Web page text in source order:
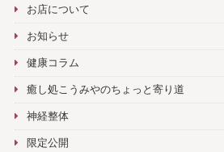
お店について
お知らせ
健康コラム
癒し処こうみやのちょっと寄り道
神経整体
限定公開